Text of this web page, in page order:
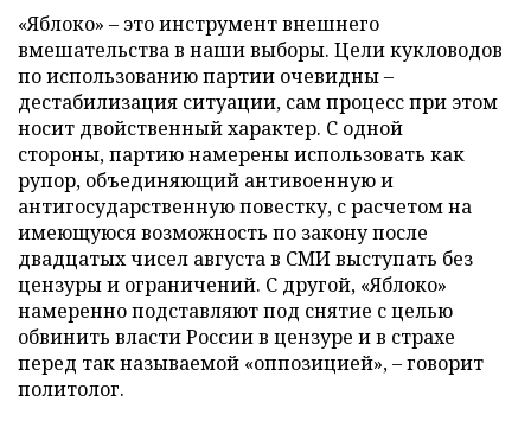
«Яблоко» – это инструмент внешнего
вмешательства в наши выборы. Цели кукловодов
по использованию партии очевидны –
дестабилизация ситуации, сам процесс при этом
носит двойственный характер. С одной
стороны, партию намерены использовать как
рупор, объединяющий антивоенную и
антигосударственную повестку, с расчетом на
имеющуюся возможность по закону после
двадцатых чисел августа в СМИ выступать без
цензуры и ограничений. С другой, «Яблоко»
намеренно подставляют под снятие с целью
обвинить власти России в цензуре и в страхе
перед так называемой «оппозицией», – говорит
политолог.